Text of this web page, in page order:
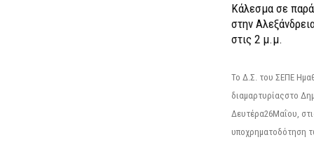
Κάλεσμα σε
στην
στις 2 μ.μ.
Το Δ.Σ. του ΣΕΠΕ
διαμαρτυρίαςστο
Δευτέρα26Μαΐου,
υποχρηματοδότηση